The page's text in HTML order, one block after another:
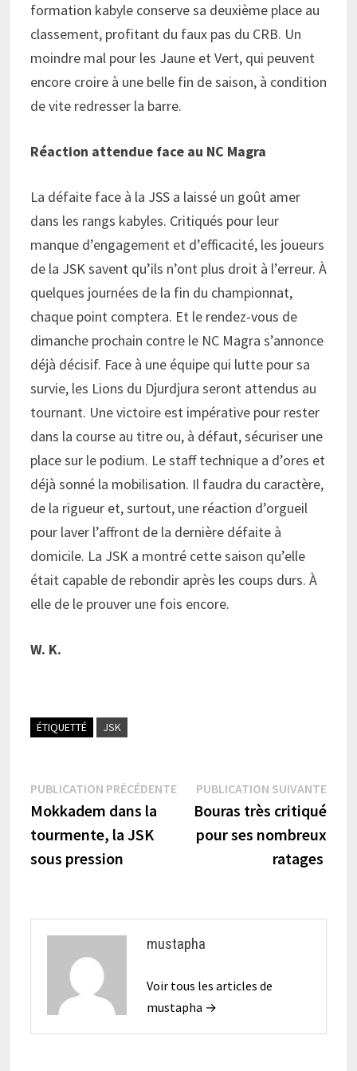
formation kabyle conserve sa deuxième place au
classement, profitant du faux pas du CRB. Un
moindre mal pour les Jaune et Vert, qui peuvent
encore croire à une belle fin de saison, à condition
de vite redresser la barre.
Réaction attendue face au NC Magra
La défaite face à la JSS a laissé un goût amer
dans les rangs kabyles. Critiqués pour leur
manque d’engagement et d’efficacité, les joueurs
de la JSK savent qu’ils n’ont plus droit à l’erreur. À
quelques journées de la fin du championnat,
chaque point comptera. Et le rendez-vous de
dimanche prochain contre le NC Magra s’annonce
déjà décisif. Face à une équipe qui lutte pour sa
survie, les Lions du Djurdjura seront attendus au
tournant. Une victoire est impérative pour rester
dans la course au titre ou, à défaut, sécuriser une
place sur le podium. Le staff technique a d’ores et
déjà sonné la mobilisation. Il faudra du caractère,
de la rigueur et, surtout, une réaction d’orgueil
pour laver l’affront de la dernière défaite à
domicile. La JSK a montré cette saison qu’elle
était capable de rebondir après les coups durs. À
elle de le prouver une fois encore.
W. K.
ÉTIQUETTÉ JSK
Navigation
de
l’article
PUBLICATION PRÉCÉDENTEPublication
précédente :
Mokkadem dans la
tourmente, la JSK
sous pression
PUBLICATION SUIVANTE
Bouras très critiqué
pour ses nombreux
ratages
mustapha
Voir tous les articles de
mustapha →